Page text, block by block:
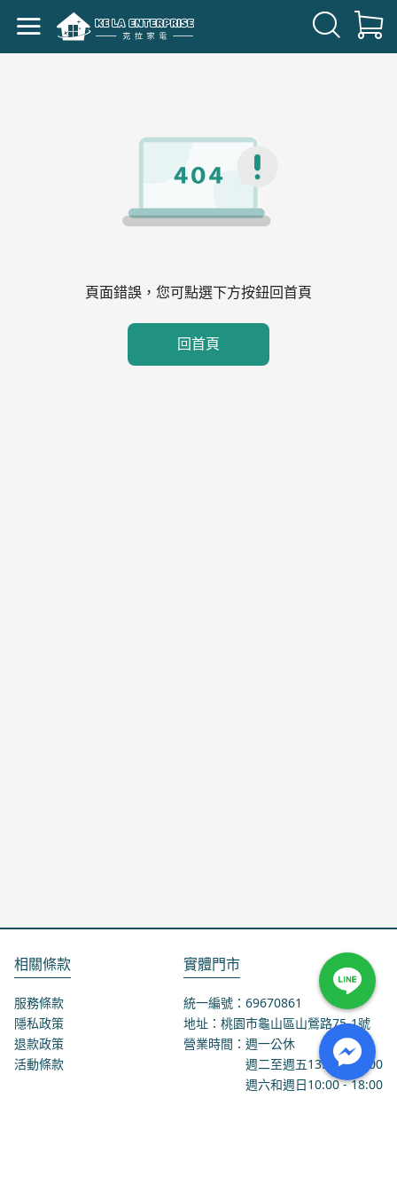
頁面錯誤，您可點選下方按鈕回首頁
回首頁
相關條款
服務條款
隱私政策
退款政策
活動條款
實體門市
統一編號：69670861
地址：桃園市龜山區山鶯路75-1號
營業時間：週一公休
週二至週五13:00 - 18:00
週六和週日10:00 - 18:00